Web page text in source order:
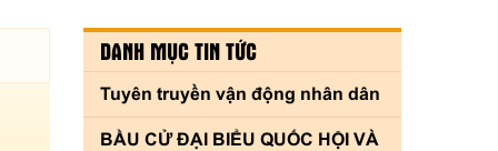
DANH MỤC TIN TỨC
Tuyên truyền vận động nhân dân
BẦU CỬ ĐẠI BIỂU QUỐC HỘI VÀ